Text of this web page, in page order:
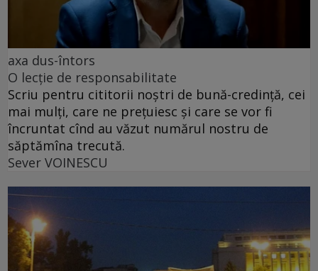
axa dus-întors
O lecție de responsabilitate
Scriu pentru cititorii noștri de bună-credință, cei
mai mulți, care ne prețuiesc și care se vor fi
încruntat cînd au văzut numărul nostru de
săptămîna trecută.
Sever VOINESCU